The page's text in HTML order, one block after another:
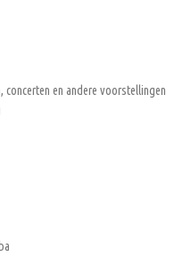
concerten en andere voorstellingen